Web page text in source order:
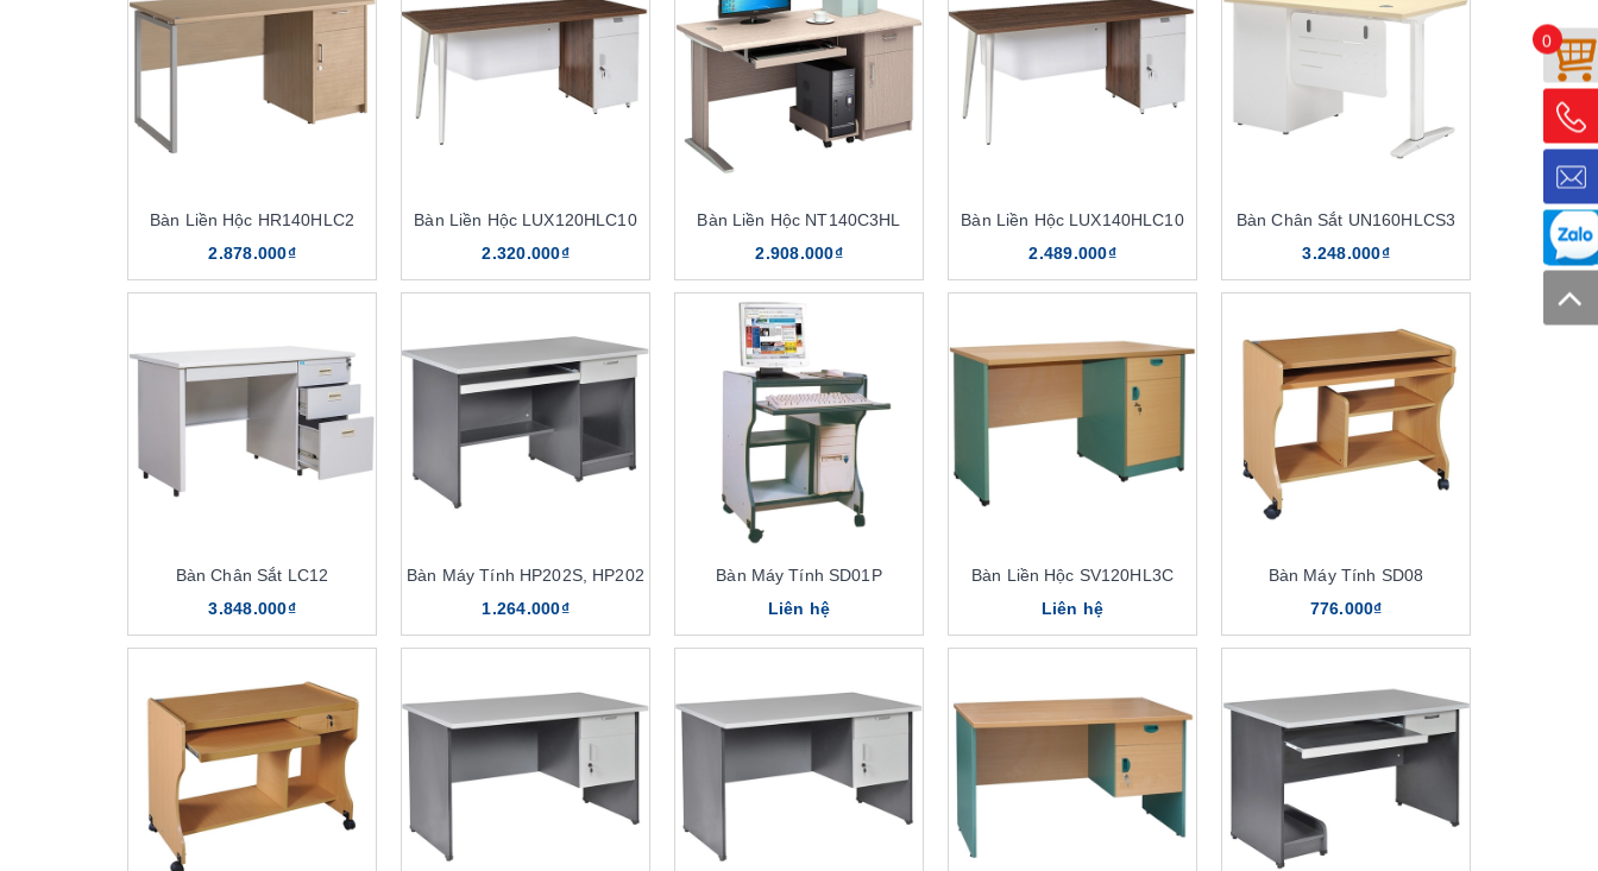
Bàn Liền Hộc HR140HLC2
2.878.000₫
Bàn Liền Hộc LUX120HLC10
2.320.000₫
Bàn Liền Hộc NT140C3HL
2.908.000₫
Bàn Liền Hộc LUX140HLC10
2.489.000₫
Bàn Chân Sắt UN160HLCS3
3.248.000₫
Bàn Chân Sắt LC12
3.848.000₫
Bàn Máy Tính HP202S, HP202
1.264.000₫
Bàn Máy Tính SD01P
Liên hệ
Bàn Liền Hộc SV120HL3C
Liên hệ
Bàn Máy Tính SD08
776.000₫
0